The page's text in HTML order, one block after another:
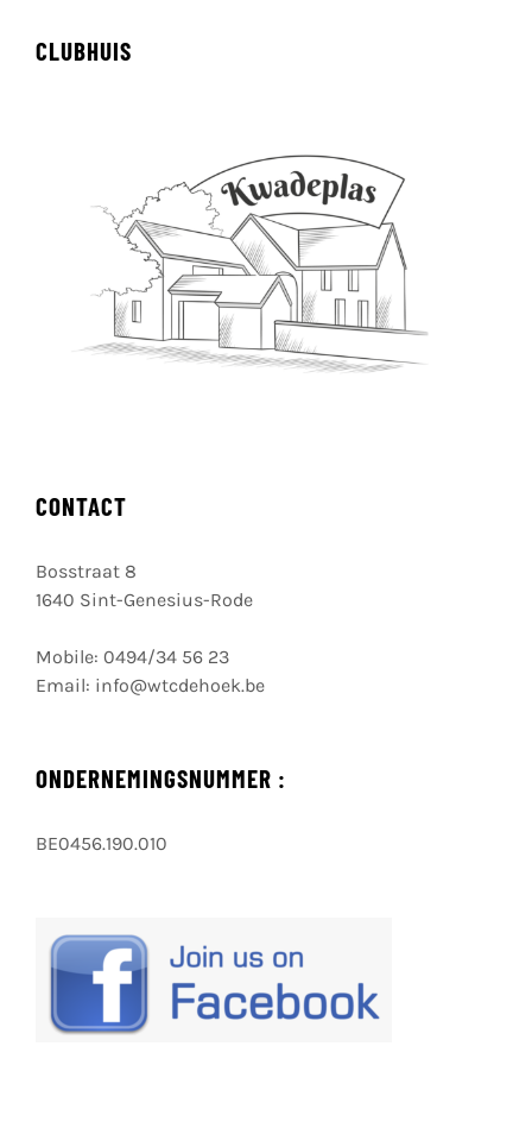
CLUBHUIS
CONTACT
Bosstraat 8
1640 Sint-Genesius-Rode
Mobile: 0494/34 56 23
Email: info@wtcdehoek.be
ONDERNEMINGSNUMMER :
BE0456.190.010